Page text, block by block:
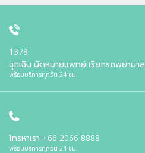
1378
ฉุกเฉิน นัดหมายแพทย์ เรียกรถพยาบาล
พร้อมบริการทุกวัน 24 ชม.
โทรหาเรา +66 2066 8888
พร้อมบริการทุกวัน 24 ชม.